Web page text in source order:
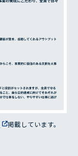
掲載しています。